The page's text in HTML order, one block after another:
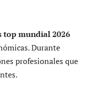
top mundial 2026
Durante
profesionales que